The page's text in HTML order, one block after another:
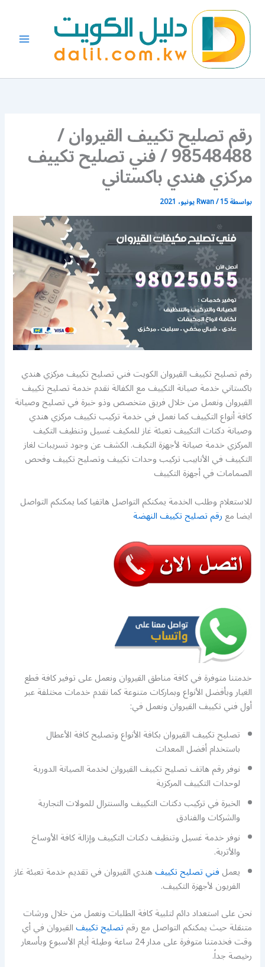
المحتوى
رقم تصليح تكييف القيروان /
98548488 / فني تصليح تكييف
مركزي هندي باكستاني
بواسطة Rwan/15 يونيو، 2021
رقم تصليح تكييف القيروان الكويت فني تصليح تكييف مركزي هندي
باكستاني خدمة صيانة التكييف مع الكفالة نقدم خدمة تصليح تكييف
القيروان ونعمل من خلال فريق متخصص وذو خبرة في تصليح وصيانة
كافة أنواع التكييف كما نعمل في خدمة تركيب تكييف مركزي هندي
وصيانة دكتات التكييف تعبئة غاز للمكيف غسيل وتنظيف التكيف
المركزي خدمة صيانة لأجهزة التكيف. الكشف عن وجود تسريبات لغاز
التكييف في الأنابيب تركيب وحدات تكييف وتصليح تكييف وفحص
الصمامات في أجهزة التكييف
للاستعلام وطلب الخدمة يمكنكم التواصل هاتفيا كما يمكنكم التواصل
ايضا معرقم تصليح تكييف النهضة
خدمتنا متوفرة في كافة مناطق القيروان ونعمل على توفير كافة قطع
الغيار وبأفضل الأنواع وبماركات متنوعة كما نقدم خدمات مختلفة عبر
أول فني تكييف القيروان ونعمل في:
تصليح تكييف القيروان بكافة الأنواع وتصليح كافة الأعطال
باستخدام أفضل المعدات
نوفر رقم هاتف تصليح تكييف القيروان لخدمة الصيانة الدورية
لوحدات التكييف المركزية
الخبرة في تركيب دكتات التكييف والسنترال للمولات التجارية
والشركات والفنادق
نوفر خدمة غسيل وتنظيف دكتات التكييف وإزالة كافة الأوساخ
والأتربة.
يعملفني تصليح تكييفهندي القيروان في تقديم خدمة تعبئة غاز
الفريون لأجهزة التكييف.
نحن على استعداد دائم لتلبية كافة الطلبات ونعمل من خلال ورشات
متنقلة حيث يمكنكم التواصل مع رقمتصليح تكييفالقيروان في أي
وقت فخدمتنا متوفرة على مدار 24 ساعة وطيلة أيام الأسبوع وبأسعار
رخيصة جداً.